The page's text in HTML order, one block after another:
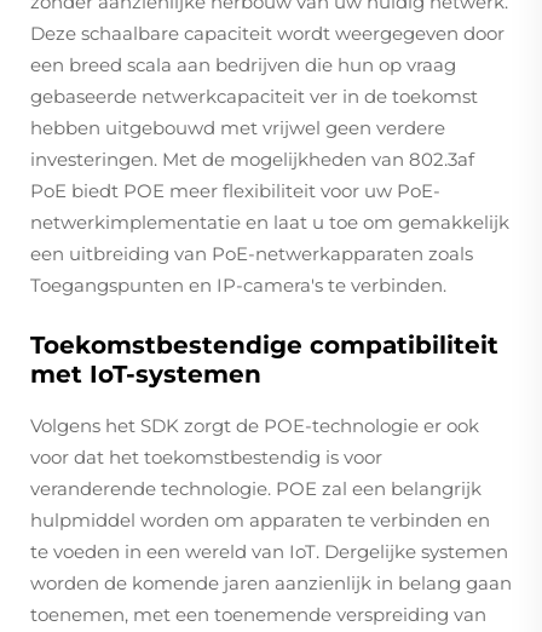
Deze schaalbare capaciteit wordt weergegeven door
een breed scala aan bedrijven die hun op vraag
gebaseerde netwerkcapaciteit ver in de toekomst
hebben uitgebouwd met vrijwel geen verdere
investeringen. Met de mogelijkheden van 802.3af
PoE biedt POE meer flexibiliteit voor uw PoE-
netwerkimplementatie en laat u toe om gemakkelijk
een uitbreiding van PoE-netwerkapparaten zoals
Toegangspunten en IP-camera's te verbinden.
Toekomstbestendige compatibiliteit
met IoT-systemen
Volgens het SDK zorgt de POE-technologie er ook
voor dat het toekomstbestendig is voor
veranderende technologie. POE zal een belangrijk
hulpmiddel worden om apparaten te verbinden en
te voeden in een wereld van IoT. Dergelijke systemen
worden de komende jaren aanzienlijk in belang gaan
toenemen, met een toenemende verspreiding van